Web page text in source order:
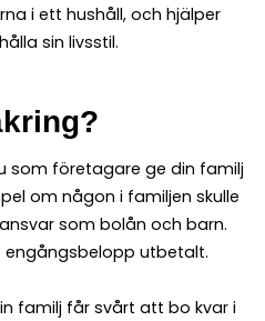
i ett hushåll, och hjälper
sin livsstil.
som företagare ge din familj
om någon i familjen skulle
som bolån och barn.
engångsbelopp utbetalt.
familj får svårt att bo kvar i